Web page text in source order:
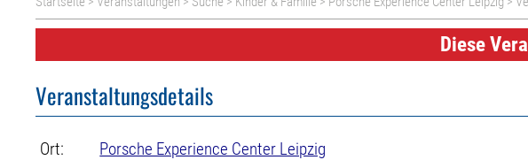
Diese
Veranstaltungsdetails
Ort:
Porsche Experience Center Leipzig